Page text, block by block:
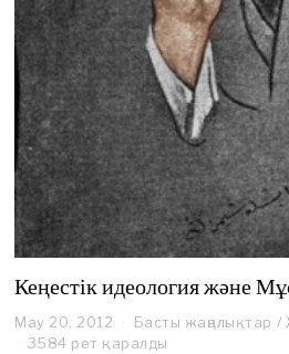
Кеңестік идеология және
May 20, 2012
a
Басты жаңалықтар /
3584 рет қаралды